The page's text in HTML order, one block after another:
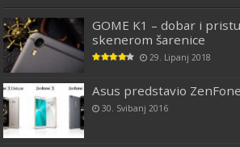
GOME K1 – dobar i
skenerom šarenice
29. Lipanj 2018
Asus predstavio
30. Svibanj 2016